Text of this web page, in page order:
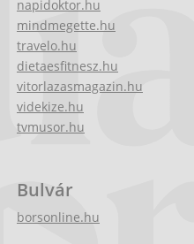
napidoktor.hu
mindmegette.hu
travelo.hu
dietaesfitnesz.hu
vitorlazasmagazin.hu
videkize.hu
tvmusor.hu
Bulvár
borsonline.hu